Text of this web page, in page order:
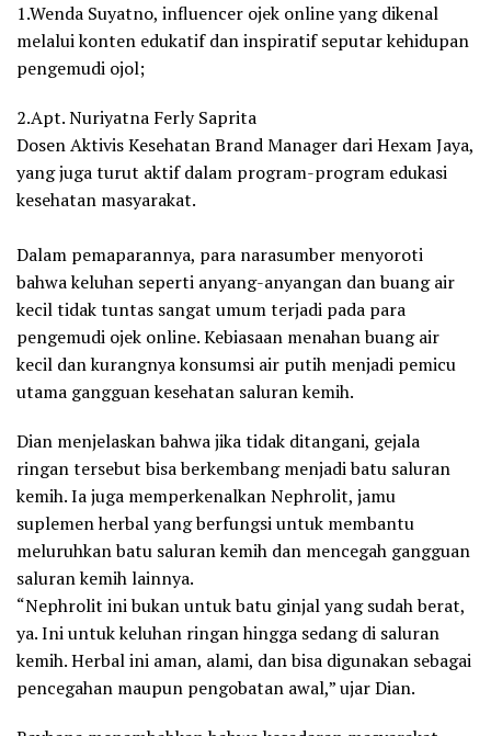
1.Wenda Suyatno, influencer ojek online yang dikenal
melalui konten edukatif dan inspiratif seputar kehidupan
pengemudi ojol;
2.Apt. Nuriyatna Ferly Saprita
Dosen Aktivis Kesehatan Brand Manager dari Hexam Jaya,
yang juga turut aktif dalam program-program edukasi
kesehatan masyarakat.
Dalam pemaparannya, para narasumber menyoroti
bahwa keluhan seperti anyang-anyangan dan buang air
kecil tidak tuntas sangat umum terjadi pada para
pengemudi ojek online. Kebiasaan menahan buang air
kecil dan kurangnya konsumsi air putih menjadi pemicu
utama gangguan kesehatan saluran kemih.
Dian menjelaskan bahwa jika tidak ditangani, gejala
ringan tersebut bisa berkembang menjadi batu saluran
kemih. Ia juga memperkenalkan Nephrolit, jamu
suplemen herbal yang berfungsi untuk membantu
meluruhkan batu saluran kemih dan mencegah gangguan
saluran kemih lainnya.
“Nephrolit ini bukan untuk batu ginjal yang sudah berat,
ya. Ini untuk keluhan ringan hingga sedang di saluran
kemih. Herbal ini aman, alami, dan bisa digunakan sebagai
pencegahan maupun pengobatan awal,” ujar Dian.